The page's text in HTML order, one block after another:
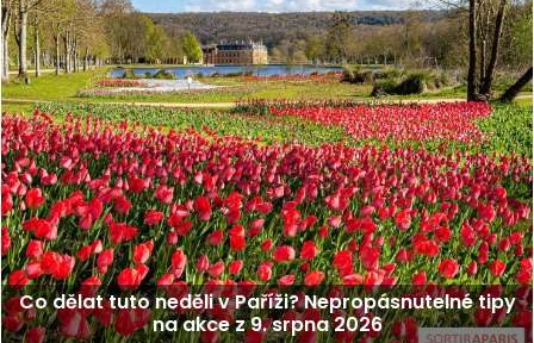
Co dělat tuto neděli v Paříži? Nepropásnutelné tipy
na akce z 9. srpna 2026